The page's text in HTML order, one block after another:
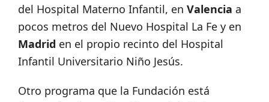
del Hospital Materno Infantil, en Valencia a
pocos metros del Nuevo Hospital La Fe y en
Madrid en el propio recinto del Hospital
Infantil Universitario Niño Jesús.
Otro programa que la Fundación está